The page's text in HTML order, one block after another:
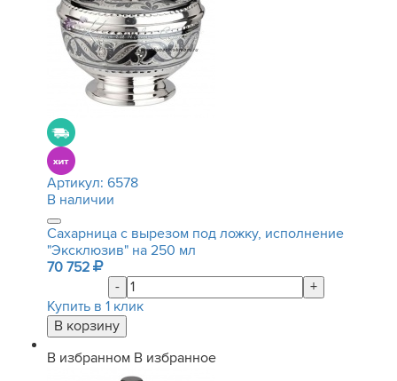
Артикул: 6578
В наличии
Сахарница с вырезом под ложку, исполнение
"Эксклюзив" на 250 мл
70 752
-
+
Купить в 1 клик
В избранном В избранное